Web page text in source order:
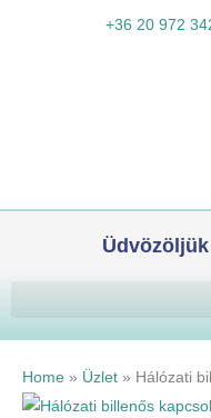
+36 20 972
Home » Üzlet » Hálózati